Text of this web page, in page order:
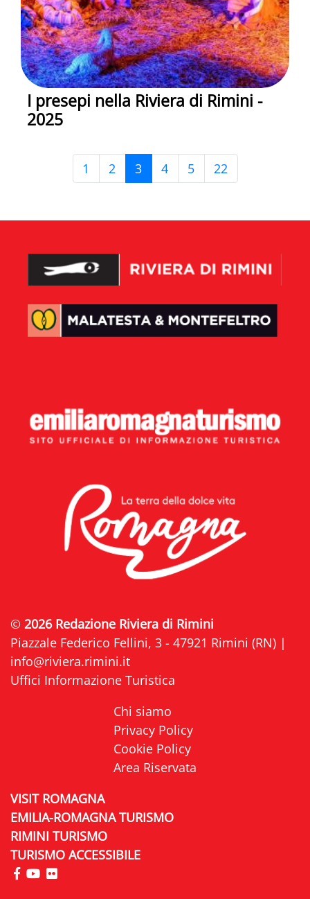
I presepi nella Riviera di Rimini -
2025
1 2 3 4 5 22
© 2026 Redazione Riviera di Rimini
Piazzale Federico Fellini, 3 - 47921 Rimini (RN) |
info@riviera.rimini.it
Uffici Informazione Turistica
Chi siamo
Privacy Policy
Cookie Policy
Area Riservata
VISIT ROMAGNA
EMILIA-ROMAGNA TURISMO
RIMINI TURISMO
TURISMO ACCESSIBILE
visita la pagina Facebook di Riviera di Rimini
visita la pagina YouTube di Riviera di Rimini
visita la pagina Flickr di Riviera di Rimini